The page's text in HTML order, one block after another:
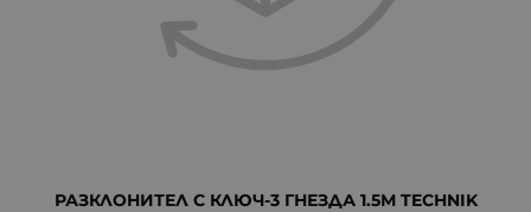
РАЗКЛОНИТЕЛ С КЛЮЧ-3 ГНЕЗДА 1.5М TECHNIK